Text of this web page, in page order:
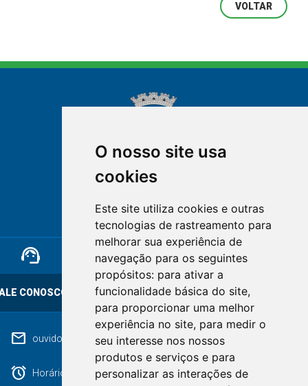
O nosso site usa
cookies
Este site utiliza cookies e outras
tecnologias de rastreamento para
melhorar sua experiência de
navegação para os seguintes
propósitos: para ativar a
funcionalidade básica do site,
para proporcionar uma melhor
experiência no site, para medir o
seu interesse nos nossos
produtos e serviços e para
personalizar as interações de
VOLTAR
NOVA FRIBURGO
RIO DE JANEIRO
mail ouvidoriageral@pmnf.rj.gov.br
alarm Horário de atendimento: Segunda a Sexta das 09h às 17h.
support_agent
CONOSCO
mail
OUVIDORIA